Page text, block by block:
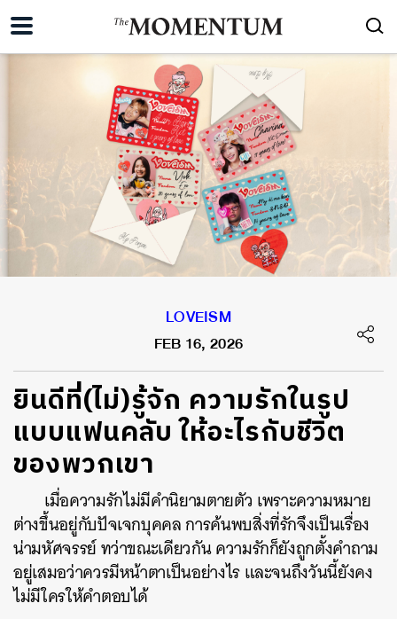
LOVEISM
FEB 16, 2026
ยินดีที่(ไม่)รู้จัก ความรักในรูป
แบบแฟนคลับ ให้อะไรกับชีวิต
ของพวกเขา
เมื่อความรักไม่มีคำนิยามตายตัว เพราะความหมาย
ต่างขึ้นอยู่กับปัจเจกบุคคล การค้นพบสิ่งที่รักจึงเป็นเรื่อง
น่ามหัศจรรย์ ทว่าขณะเดียวกัน ความรักก็ยังถูกตั้งคำถาม
อยู่เสมอว่าควรมีหน้าตาเป็นอย่างไร และจนถึงวันนี้ยังคง
ไม่มีใครให้คำตอบได้